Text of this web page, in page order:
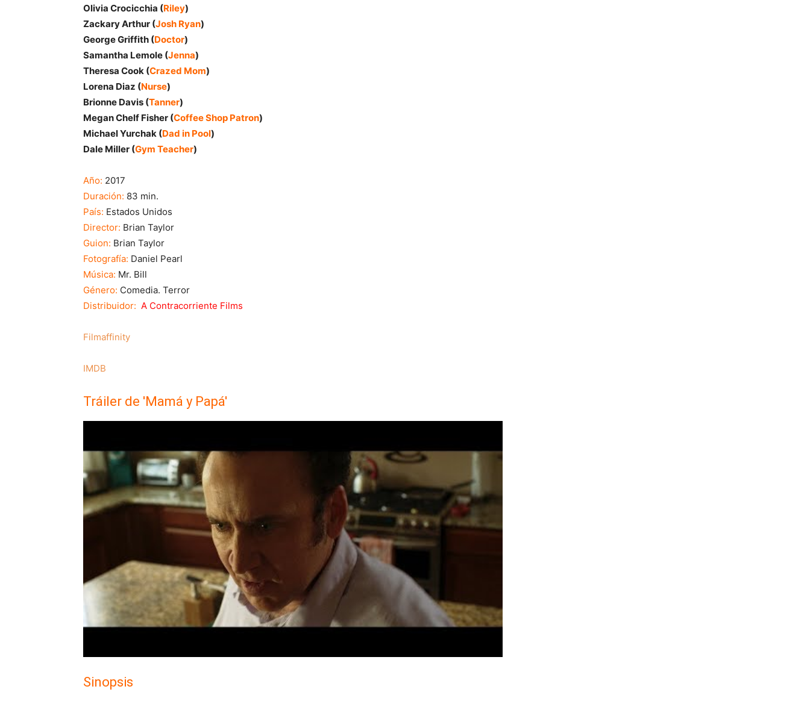
Olivia Crocicchia (Riley)
Zackary Arthur (Josh Ryan)
George Griffith (Doctor)
Samantha Lemole (Jenna)
Theresa Cook (Crazed Mom)
Lorena Diaz (Nurse)
Brionne Davis (Tanner)
Megan Chelf Fisher (Coffee Shop Patron)
Michael Yurchak (Dad in Pool)
Dale Miller (Gym Teacher)
Año: 2017
Duración: 83 min.
País: Estados Unidos
Director: Brian Taylor
Guion: Brian Taylor
Fotografía: Daniel Pearl
Música: Mr. Bill
Género: Comedia. Terror
Distribuidor: A Contracorriente Films
Filmaffinity
IMDB
Tráiler de 'Mamá y Papá'
Sinopsis